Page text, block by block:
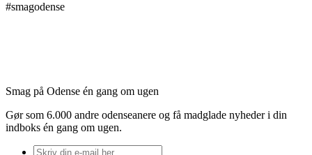
#smagodense
Smag på Odense én gang om ugen
Gør som 6.000 andre odenseanere og få madglade nyheder i din
indboks én gang om ugen.